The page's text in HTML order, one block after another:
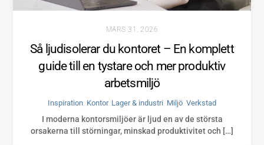
MARS 31, 2026
Så ljudisolerar du kontoret – En komplett
guide till en tystare och mer produktiv
arbetsmiljö
Inspiration Kontor, Lager & industri Miljö Verkstad
I moderna kontorsmiljöer är ljud en av de största
orsakerna till störningar, minskad produktivitet och […]